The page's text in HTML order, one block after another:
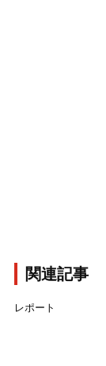
関連記事
レポート